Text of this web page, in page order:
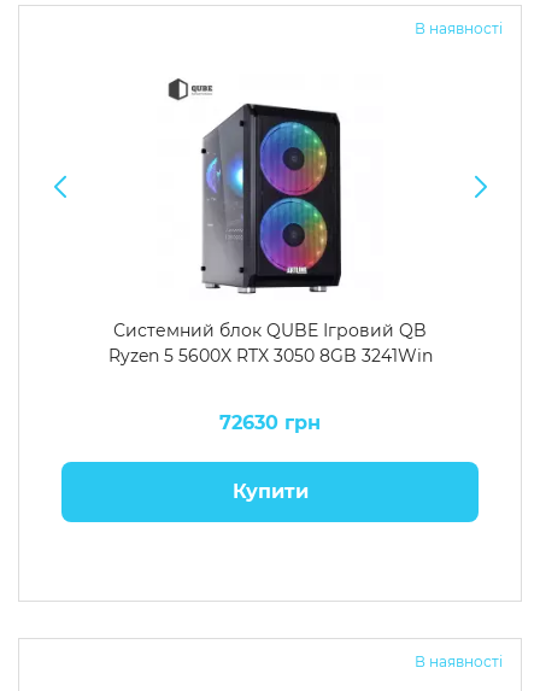
В наявності
Системний блок QUBE Ігровий QB
Ryzen 5 5600X RTX 3050 8GB 3241Win
72630 грн
Купити
В наявності